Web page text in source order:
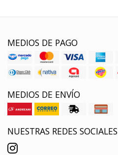
MEDIOS DE PAGO
MEDIOS DE ENVÍO
NUESTRAS REDES SOCIALES